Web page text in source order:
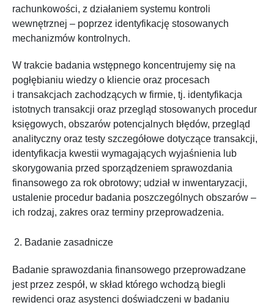
rachunkowości, z działaniem systemu kontroli
wewnętrznej – poprzez identyfikację stosowanych
mechanizmów kontrolnych.
W trakcie badania wstępnego koncentrujemy się na
pogłębianiu wiedzy o kliencie oraz procesach
i transakcjach zachodzących w firmie, tj. identyfikacja
istotnych transakcji oraz przegląd stosowanych procedur
księgowych, obszarów potencjalnych błędów, przegląd
analityczny oraz testy szczegółowe dotyczące transakcji,
identyfikacja kwestii wymagających wyjaśnienia lub
skorygowania przed sporządzeniem sprawozdania
finansowego za rok obrotowy; udział w inwentaryzacji,
ustalenie procedur badania poszczególnych obszarów –
ich rodzaj, zakres oraz terminy przeprowadzenia.
Badanie zasadnicze
Badanie sprawozdania finansowego przeprowadzane
jest przez zespół, w skład którego wchodzą biegli
rewidenci oraz asystenci doświadczeni w badaniu